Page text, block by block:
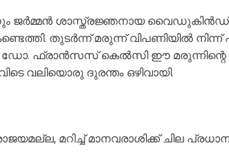
ജർമ്മൻ ശാസ്ത്രജ്ഞനായ
തുടർന്ന് മരുന്ന് വിപണിയിൽ നിന്ന്
ഡോ. ഫ്രാൻസസ് കെൽസി ഈ
വലിയൊരു ദുരന്തം ഒഴിവായി.
മറിച്ച് മാനവരാശിക്ക് ചില